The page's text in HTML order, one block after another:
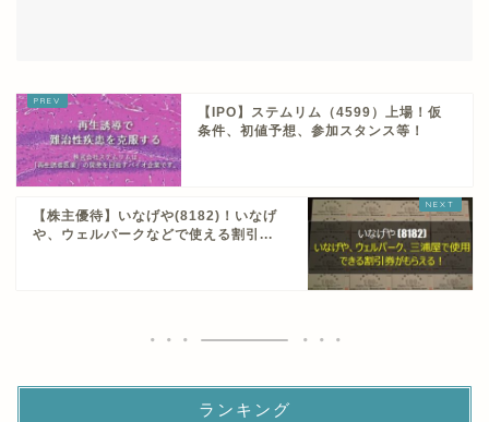
【株主優待】いなげや(8182)！いなげ
や、ウェルパークなどで使える割引...